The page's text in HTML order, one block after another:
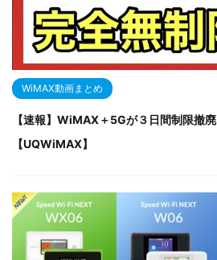
WiMAX動画まとめ
【速報】WiMAX＋5Gが３日間制限撤廃
【UQWiMAX】